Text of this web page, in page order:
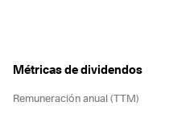
Métricas de dividendos
Remuneración anual (TTM)